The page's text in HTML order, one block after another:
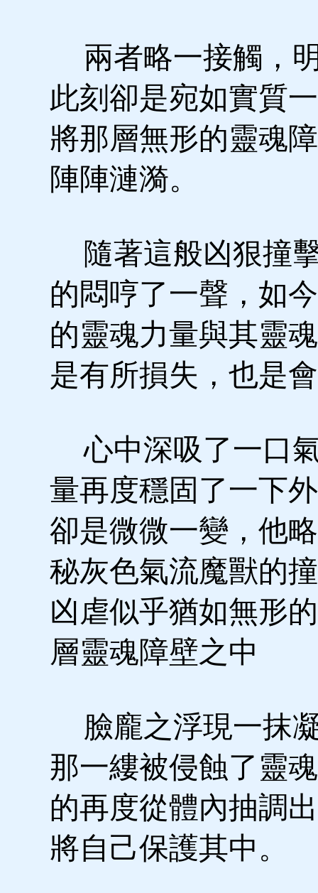
兩者略一接觸，
此刻卻是宛如實質
將那層無形的靈魂
陣陣漣漪。
隨著這般凶狠撞
的悶哼了一聲，如
的靈魂力量與其靈
是有所損失，也是
心中深吸了一口
量再度穩固了一下
卻是微微一變，他
秘灰色氣流魔獸的
凶虐似乎猶如無形
層靈魂障壁之中
臉龐之浮現一抹
那一縷被侵蝕了靈
的再度從體內抽調
將自己保護其中。